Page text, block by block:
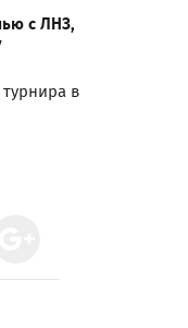
с ЛНЗ,
в